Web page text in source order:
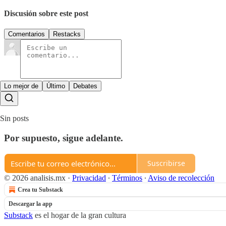
Discusión sobre este post
Comentarios Restacks
Lo mejor de Último Debates
Sin posts
Por supuesto, sigue adelante.
Suscribirse
© 2026 analisis.mx · Privacidad ∙ Términos ∙ Aviso de recolección
Crea tu Substack
Descargar la app
Substack es el hogar de la gran cultura